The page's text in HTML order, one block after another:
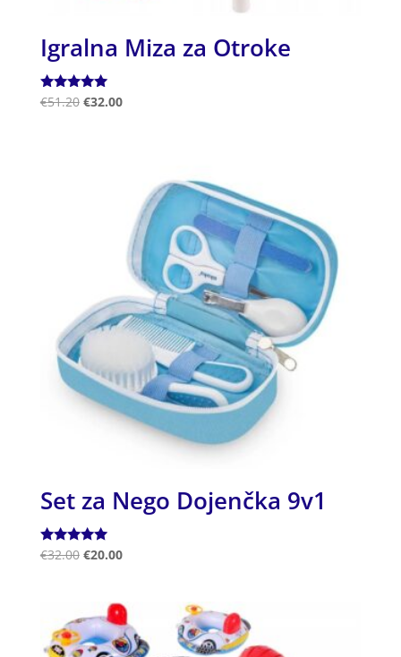
Igralna Miza za Otroke
Ocenjeno
€51.20 €32.00
Set za Nego Dojenčka 9v1
Ocenjeno
€32.00 €20.00